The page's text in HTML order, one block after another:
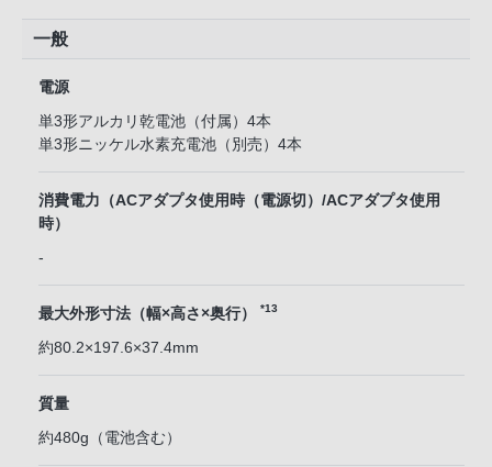
一般
電源
単3形アルカリ乾電池（付属）4本
単3形ニッケル水素充電池（別売）4本
消費電力（ACアダプタ使用時（電源切）/ACアダプタ使用
時）
-
最大外形寸法（幅×高さ×奥行） *13
約80.2×197.6×37.4mm
質量
約480g（電池含む）